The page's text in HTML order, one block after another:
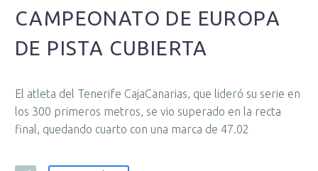
CAMPEONATO DE EUROPA
DE PISTA CUBIERTA
El atleta del Tenerife CajaCanarias, que lideró su serie en
los 300 primeros metros, se vio superado en la recta
final, quedando cuarto con una marca de 47.02